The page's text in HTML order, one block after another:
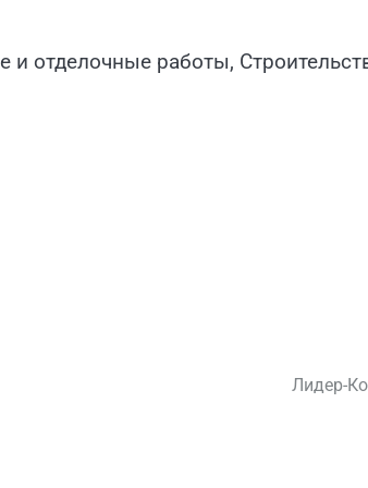
отделочные работы,
Лидер-